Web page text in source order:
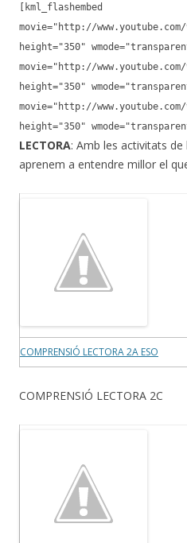
[kml_flashembed
movie="http://
height="350"
movie="http://www.youtube.com/
height="350"
movie="http://
height="350"
LECTORA: Amb les activitats
aprenem a entendre millor el
COMPRENSIÓ LECTORA 2A ESO
COMPRENSIÓ LECTORA 2C